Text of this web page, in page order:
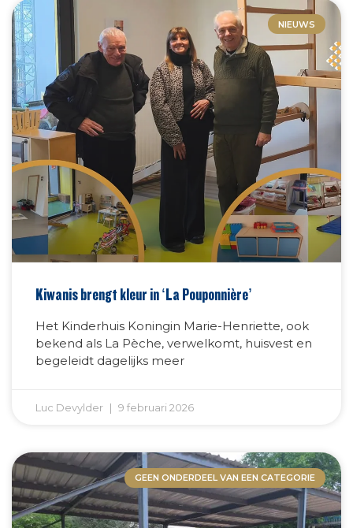
NIEUWS
Kiwanis brengt kleur in ‘La Pouponnière’
Het Kinderhuis Koningin Marie-Henriette, ook
bekend als La Pèche, verwelkomt, huisvest en
begeleidt dagelijks meer
Luc Devylder 9 februari 2026
GEEN ONDERDEEL VAN EEN CATEGORIE